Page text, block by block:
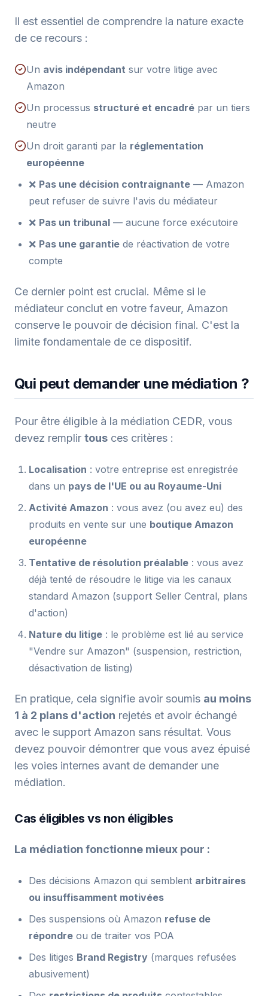
Il est essentiel de comprendre la nature exacte
de ce recours :
Un avis indépendant sur votre litige avec
Amazon
Un processus structuré et encadré par un tiers
neutre
Un droit garanti par la réglementation
européenne
❌ Pas une décision contraignante — Amazon
peut refuser de suivre l'avis du médiateur
❌ Pas un tribunal — aucune force exécutoire
❌ Pas une garantie de réactivation de votre
compte
Ce dernier point est crucial. Même si le
médiateur conclut en votre faveur, Amazon
conserve le pouvoir de décision final. C'est la
limite fondamentale de ce dispositif.
Qui peut demander une médiation ?
Pour être éligible à la médiation CEDR, vous
devez remplir tous ces critères :
Localisation : votre entreprise est enregistrée
dans un pays de l'UE ou au Royaume-Uni
Activité Amazon : vous avez (ou avez eu) des
produits en vente sur une boutique Amazon
européenne
Tentative de résolution préalable : vous avez
déjà tenté de résoudre le litige via les canaux
standard Amazon (support Seller Central, plans
d'action)
Nature du litige : le problème est lié au service
"Vendre sur Amazon" (suspension, restriction,
désactivation de listing)
En pratique, cela signifie avoir soumis au moins
1 à 2 plans d'action rejetés et avoir échangé
avec le support Amazon sans résultat. Vous
devez pouvoir démontrer que vous avez épuisé
les voies internes avant de demander une
médiation.
Cas éligibles vs non éligibles
La médiation fonctionne mieux pour :
Des décisions Amazon qui semblent arbitraires
ou insuffisamment motivées
Des suspensions où Amazon refuse de
répondre ou de traiter vos POA
Des litiges Brand Registry (marques refusées
abusivement)